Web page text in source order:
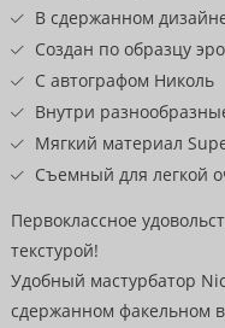
В сдержанном
Создан по образцу
С автографом Николь
Внутри
Мягкий материал
Съемный для легкой
Первоклассное
текстурой!
Удобный мастурбатор
сдержанном факельном